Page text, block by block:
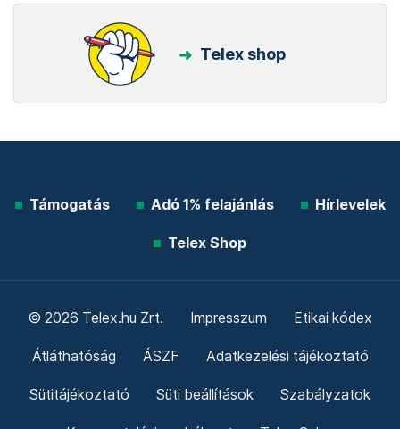
Telex shop
Támogatás Adó 1% felajánlás Hírlevelek
Telex Shop
© 2026 Telex.hu Zrt. Impresszum Etikai kódex
Átláthatóság ÁSZF Adatkezelési tájékoztató
Sütitájékoztató Süti beállítások Szabályzatok